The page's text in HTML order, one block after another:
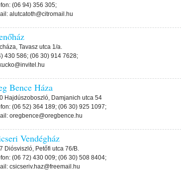
(06 94) 356 305;
alutcatoth@citromail.hu
Tavasz utca 1/a.
430 586; (06 30) 914 7628;
Bence Háza
Hajdúszoboszló, Damjanich utca 54
(06 52) 364 189; (06 30) 925 1097;
oregbence@oregbence.hu
Vendégház
Diósviszló, Petőfi utca 76/B.
(06 72) 430 009; (06 30) 508 8404;
csicseriv.haz@freemail.hu